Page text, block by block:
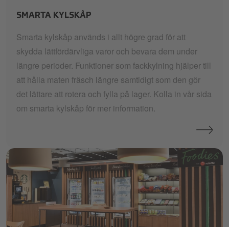
SMARTA KYLSKÅP
Smarta kylskåp används i allt högre grad för att
skydda lättfördärvliga varor och bevara dem under
längre perioder. Funktioner som fackkylning hjälper till
att hålla maten fräsch längre samtidigt som den gör
det lättare att rotera och fylla på lager. Kolla in vår sida
om smarta kylskåp för mer information.